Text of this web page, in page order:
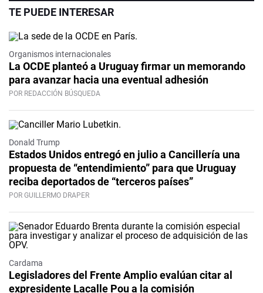
TE PUEDE INTERESAR
Organismos internacionales
La OCDE planteó a Uruguay firmar un memorando
para avanzar hacia una eventual adhesión
POR REDACCIÓN BÚSQUEDA
Donald Trump
Estados Unidos entregó en julio a Cancillería una
propuesta de “entendimiento” para que Uruguay
reciba deportados de “terceros países”
POR GUILLERMO DRAPER
Cardama
Legisladores del Frente Amplio evalúan citar al
expresidente Lacalle Pou a la comisión